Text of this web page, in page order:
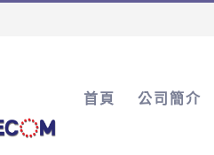
首頁 公司簡介